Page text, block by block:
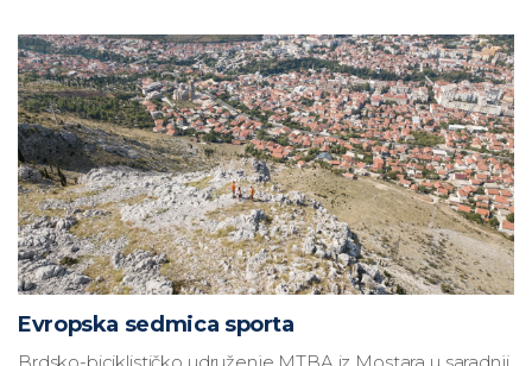
Evropska sedmica sporta